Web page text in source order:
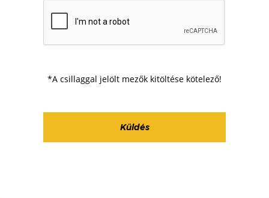
*A csillaggal jelölt mezők kitöltése kötelező!